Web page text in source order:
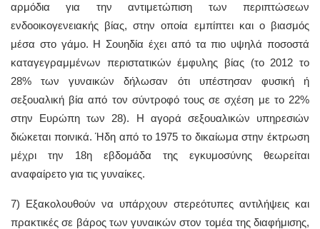
αρμόδια για την αντιμετώπιση των περιπτώσεων
ενδοοικογενειακής βίας, στην οποία εμπίπτει και ο βιασμός
μέσα στο γάμο. Η Σουηδία έχει από τα πιο υψηλά ποσοστά
καταγεγραμμένων περιστατικών έμφυλης βίας (το 2012 το
28% των γυναικών δήλωσαν ότι υπέστησαν φυσική ή
σεξουαλική βία από τον σύντροφό τους σε σχέση με το 22%
στην Ευρώπη των 28). Η αγορά σεξουαλικών υπηρεσιών
διώκεται ποινικά. Ήδη από το 1975 το δικαίωμα στην έκτρωση
μέχρι την 18η εβδομάδα της εγκυμοσύνης θεωρείται
αναφαίρετο για τις γυναίκες.
7) Εξακολουθούν να υπάρχουν στερεότυπες αντιλήψεις και
πρακτικές σε βάρος των γυναικών στον τομέα της διαφήμισης,